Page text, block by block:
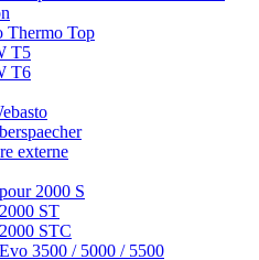
Thermo Top
T5
T6
externe
2000 S
ST
STC
3500 / 5000 / 5500